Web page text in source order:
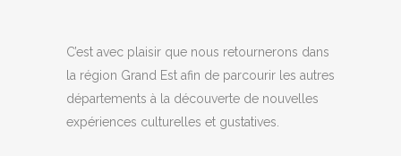
C’est avec plaisir que nous retournerons dans
la région Grand Est afin de parcourir les autres
départements à la découverte de nouvelles
expériences culturelles et gustatives.